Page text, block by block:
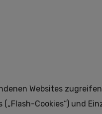
Websites
Cookies“) und